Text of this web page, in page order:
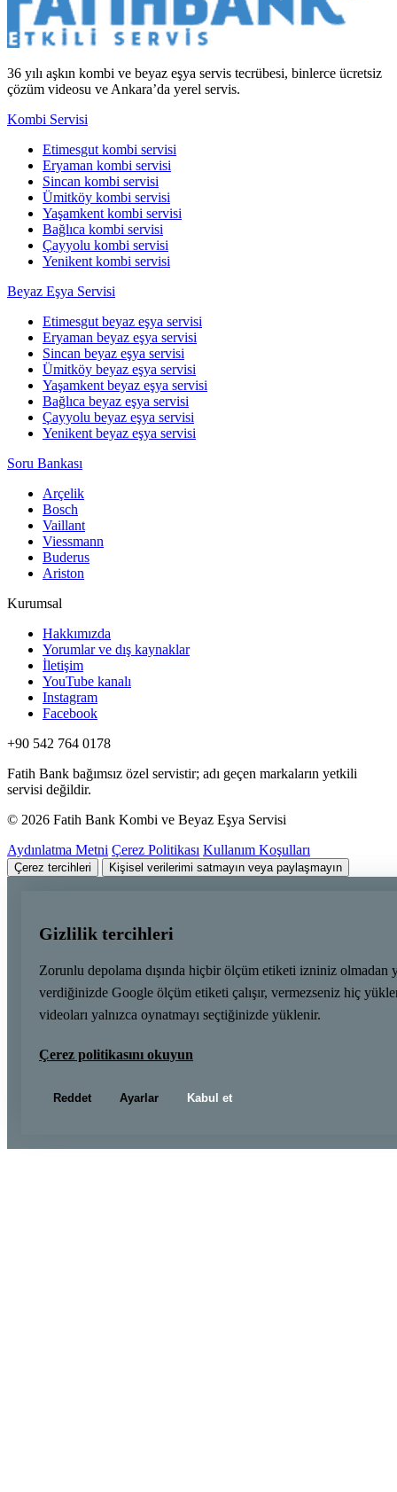
36 yılı aşkın kombi ve beyaz eşya servis tecrübesi, binlerce ücretsiz
çözüm videosu ve Ankara’da yerel servis.
Kombi Servisi
Etimesgut kombi servisi
Eryaman kombi servisi
Sincan kombi servisi
Ümitköy kombi servisi
Yaşamkent kombi servisi
Bağlıca kombi servisi
Çayyolu kombi servisi
Yenikent kombi servisi
Beyaz Eşya Servisi
Etimesgut beyaz eşya servisi
Eryaman beyaz eşya servisi
Sincan beyaz eşya servisi
Ümitköy beyaz eşya servisi
Yaşamkent beyaz eşya servisi
Bağlıca beyaz eşya servisi
Çayyolu beyaz eşya servisi
Yenikent beyaz eşya servisi
Soru Bankası
Arçelik
Bosch
Vaillant
Viessmann
Buderus
Ariston
Kurumsal
Hakkımızda
Yorumlar ve dış kaynaklar
İletişim
YouTube kanalı
Instagram
Facebook
+90 542 764 0178
Fatih Bank bağımsız özel servistir; adı geçen markaların yetkili
servisi değildir.
© 2026 Fatih Bank Kombi ve Beyaz Eşya Servisi
Aydınlatma Metni Çerez Politikası Kullanım Koşulları
Çerez tercihleri Kişisel verilerimi satmayın veya paylaşmayın
Gizlilik tercihleri
Zorunlu depolama dışında hiçbir ölçüm etiketi izniniz olmadan
verdiğinizde Google ölçüm etiketi çalışır, vermezseniz hiç
videoları yalnızca oynatmayı seçtiğinizde yüklenir.
Çerez politikasını okuyun
Reddet Ayarlar Kabul et